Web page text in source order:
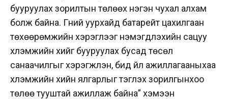
бууруулах зорилтын төлөөх нэгэн чухал алхам
болж байна. Гүний уурхайд батарейт цахилгаан
төхөөрөмжийн хэрэглээг нэмэгдүүлэхийн сацуу
хүлэмжийн хийг бууруулах бусад төсөл
санаачилгыг хэрэгжүүлэн, бид үйл ажиллагааныхаа
хүлэмжийн хийн ялгарлыг тэглэх зорилгынхоо
төлөө тууштай ажиллаж байна” хэмээн